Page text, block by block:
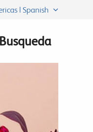
| Spanish
Busqueda